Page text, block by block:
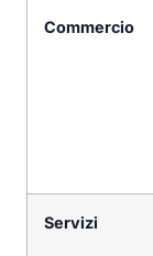
Commercio
Servizi